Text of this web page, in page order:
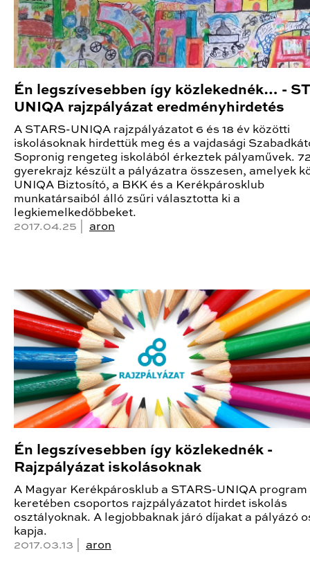
Én legszívesebben így közlekednék… -
UNIQA rajzpályázat eredményhirdetés
A STARS-UNIQA rajzpályázatot 6 és 18 év közötti
iskolásoknak hirdettük meg és a vajdasági
Sopronig rengeteg iskolából érkeztek pályaművek.
gyerekrajz készült a pályázatra összesen, amelyek
UNIQA Biztosító, a BKK és a Kerékpárosklub
munkatársaiból álló zsűri választotta ki a
legkiemelkedőbbeket.
2017.04.25 | aron
Én legszívesebben így közlekednék -
Rajzpályázat iskolásoknak
A Magyar Kerékpárosklub a STARS-UNIQA program
keretében csoportos rajzpályázatot hirdet iskolás
osztályoknak. A legjobbaknak járó díjakat a pályázó
kapja.
2017.03.13 | aron